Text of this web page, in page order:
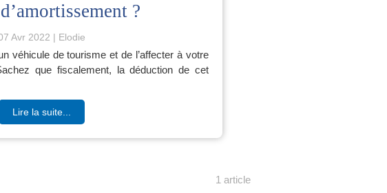
?
Avr 2022 Elodie
véhicule de tourisme et de l’affecter à votre
que fiscalement, la déduction de cet
Lire la suite...
1 article